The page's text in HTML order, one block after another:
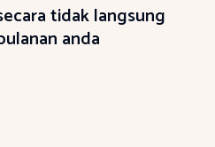
tidak langsung
anda